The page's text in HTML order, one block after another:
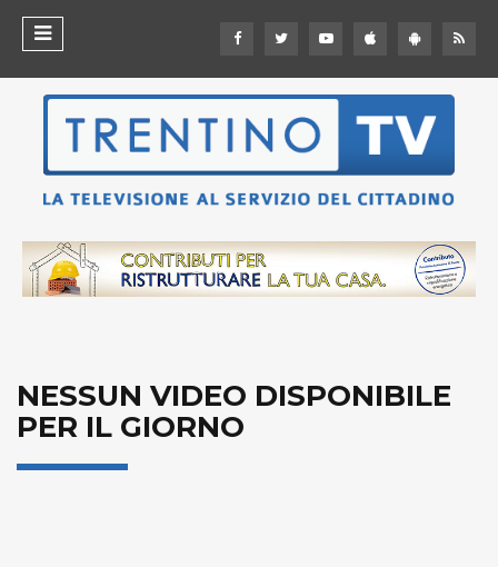
NESSUN VIDEO DISPONIBILE
PER IL GIORNO